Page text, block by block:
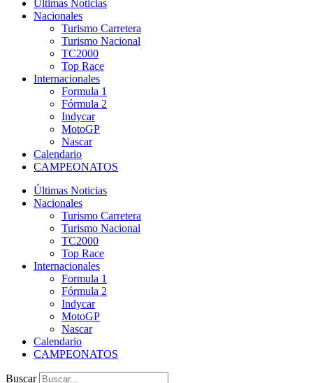
Últimas Noticias
Nacionales
Turismo Carretera
Turismo Nacional
TC2000
Top Race
Internacionales
Formula 1
Fórmula 2
Indycar
MotoGP
Nascar
Calendario
CAMPEONATOS
Últimas Noticias
Nacionales
Turismo Carretera
Turismo Nacional
TC2000
Top Race
Internacionales
Formula 1
Fórmula 2
Indycar
MotoGP
Nascar
Calendario
CAMPEONATOS
Buscar